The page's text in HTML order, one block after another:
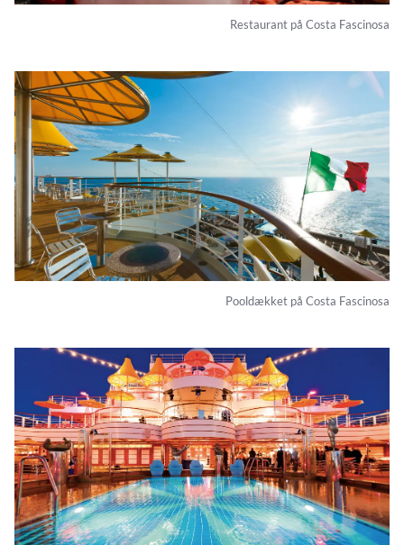
Restaurant på Costa Fascinosa
Pooldækket på Costa Fascinosa